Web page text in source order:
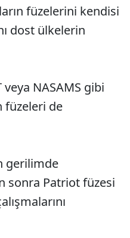
füzelerini kendisi
dost ülkelerin
veya NASAMS gibi
füzeleri de
gerilimde
sonra Patriot füzesi